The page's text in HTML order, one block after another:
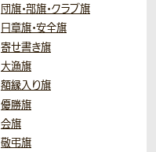
団旗・部旗・クラブ旗
日章旗・安全旗
寄せ書き旗
大漁旗
額縁入り旗
優勝旗
会旗
敬弔旗